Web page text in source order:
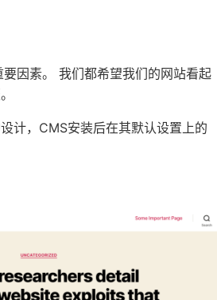
因素。 我们都希望我们的网站看起
计，CMS安装后在其默认设置上的